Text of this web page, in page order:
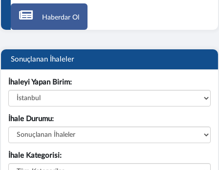
Haberdar Ol
Sonuçlanan İhaleler
İhaleyi Yapan Birim:
İhale Durumu:
İhale Kategorisi: